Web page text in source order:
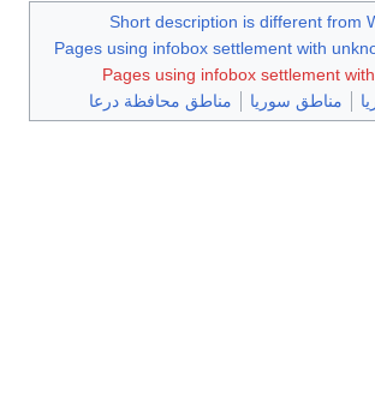
Short description is different from
Pages using infobox settlement with
Pages using infobox settlement
مناطق سوريا مناطق محافظة درعا